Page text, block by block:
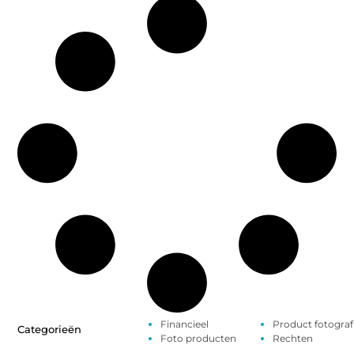
Categorieën
Financieel
Foto producten
Product
Rechten